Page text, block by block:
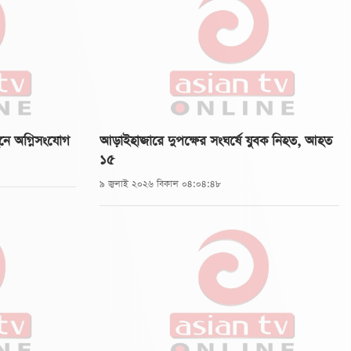
অগ্নিসংযোগ
আড়াইহাজারে দুপক্ষের সংঘর্ষে যুবক নিহত, আহত
১৫
৯ জুলাই ২০২৬ বিকাল ০৪:০৪:৪৮